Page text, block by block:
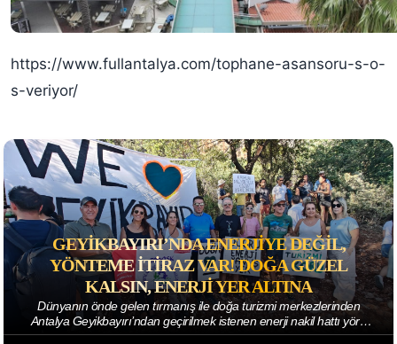
https://www.fullantalya.com/tophane-asansoru-s-o-
s-veriyor/
GEYIKBAYIRI’NDA ENERJIYE DEĞIL,
YÖNTEME ITIRAZ VAR! DOĞA GÜZEL
KALSIN, ENERJI YER ALTINA
Dünyanın önde gelen tırmanış ile doğa turizmi merkezlerinden
Antalya Geyikbayırı’ndan geçirilmek istenen enerji nakil hattı yöre
sakinlerini ve doğaseverleri...